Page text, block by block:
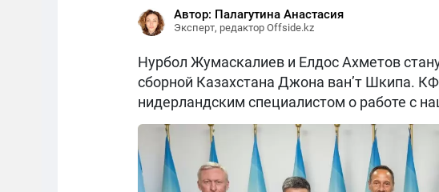
Автор: Палагутина Анастасия
Эксперт, редактор Offside.kz
Нурбол Жумаскалиев и Елдос Ахметов
сборной Казахстана Джона ван’т Шкипа.
нидерландским специалистом о работе с